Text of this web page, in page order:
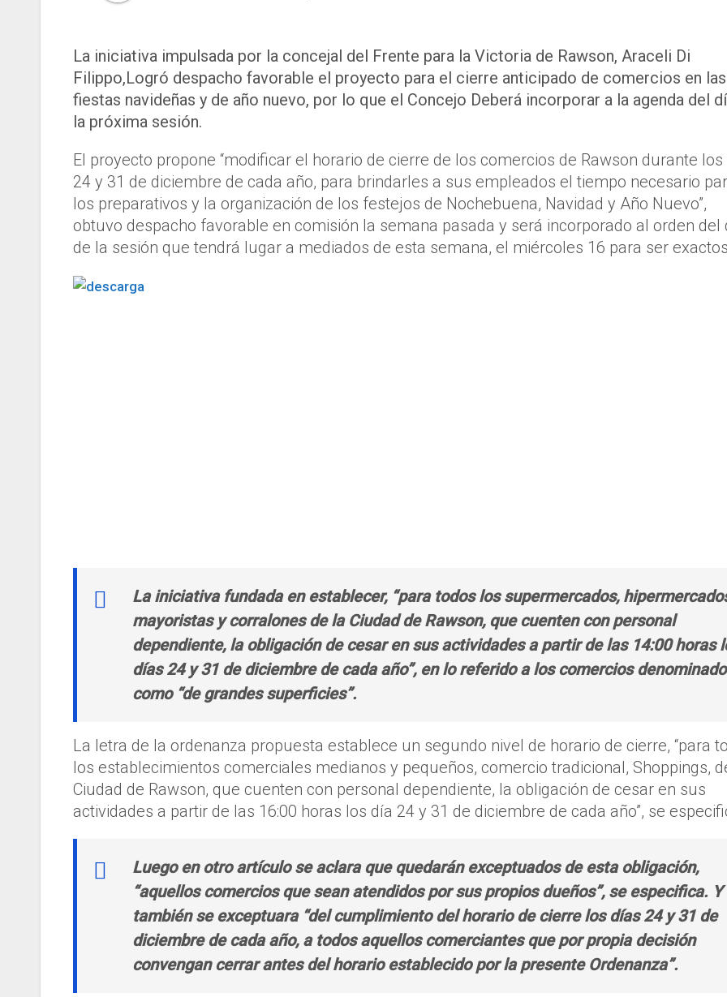
La iniciativa impulsada por la concejal del Frente para la Victoria de Rawson, Araceli Di
Filippo,Logró despacho favorable el proyecto para el cierre anticipado de comercios en las
fiestas navideñas y de año nuevo, por lo que el Concejo Deberá incorporar a la agenda del
la próxima sesión.
El proyecto propone “modificar el horario de cierre de los comercios de Rawson durante
24 y 31 de diciembre de cada año, para brindarles a sus empleados el tiempo necesario
los preparativos y la organización de los festejos de Nochebuena, Navidad y Año Nuevo”,
obtuvo despacho favorable en comisión la semana pasada y será incorporado al orden del
de la sesión que tendrá lugar a mediados de esta semana, el miércoles 16 para ser
La iniciativa fundada en establecer, “para todos los supermercados,
mayoristas y corralones de la Ciudad de Rawson, que cuenten con personal
dependiente, la obligación de cesar en sus actividades a partir de las 14:00 horas
días 24 y 31 de diciembre de cada año”, en lo referido a los comercios
como “de grandes superficies”.
La letra de la ordenanza propuesta establece un segundo nivel de horario de cierre, “para
los establecimientos comerciales medianos y pequeños, comercio tradicional, Shoppings,
Ciudad de Rawson, que cuenten con personal dependiente, la obligación de cesar en sus
actividades a partir de las 16:00 horas los día 24 y 31 de diciembre de cada año”, se
Luego en otro artículo se aclara que quedarán exceptuados de esta obligación,
“aquellos comercios que sean atendidos por sus propios dueños”, se especifica. Y
también se exceptuara “del cumplimiento del horario de cierre los días 24 y 31 de
diciembre de cada año, a todos aquellos comerciantes que por propia decisión
convengan cerrar antes del horario establecido por la presente Ordenanza”.